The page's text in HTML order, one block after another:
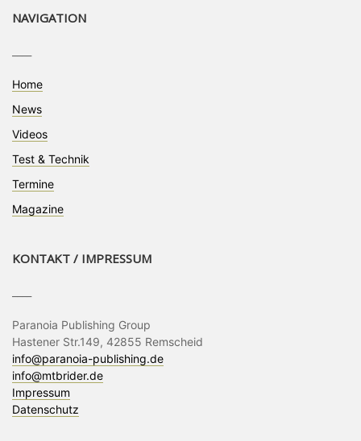
NAVIGATION
Home
News
Videos
Test & Technik
Termine
Magazine
KONTAKT / IMPRESSUM
Paranoia Publishing Group
Hastener Str.149, 42855 Remscheid
info@paranoia-publishing.de
info@mtbrider.de
Impressum
Datenschutz